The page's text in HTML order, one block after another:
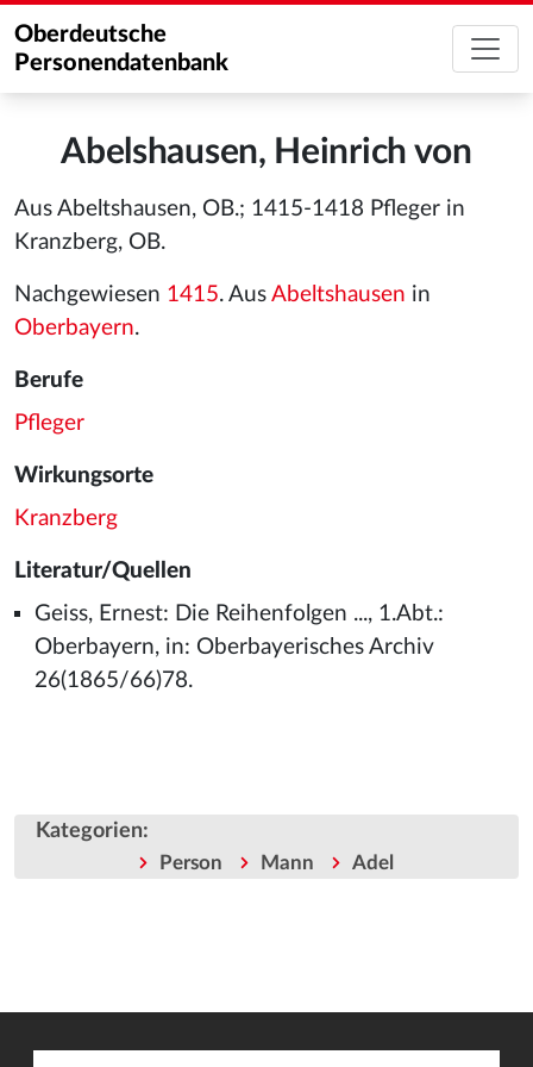
Oberdeutsche
Personendatenbank
Abelshausen, Heinrich von
Aus Abeltshausen, OB.; 1415-1418 Pfleger in
Kranzberg, OB.
Nachgewiesen 1415. Aus Abeltshausen in
Oberbayern.
Berufe
Pfleger
Wirkungsorte
Kranzberg
Literatur/Quellen
Geiss, Ernest: Die Reihenfolgen ..., 1.Abt.:
Oberbayern, in: Oberbayerisches Archiv
26(1865/66)78.
Kategorien:
Person Mann Adel